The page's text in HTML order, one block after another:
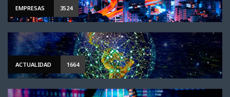
EMPRESAS 3524
ACTUALIDAD 1664